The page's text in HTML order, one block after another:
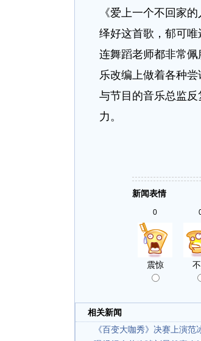
《爱上一个不回家
绎好这首歌，郁可
连舞蹈老师都非常
乐改编上做着各种
与节目的音乐总监
力。
新闻表情
0
震惊
相关新闻
《百变大咖秀》决赛上演范